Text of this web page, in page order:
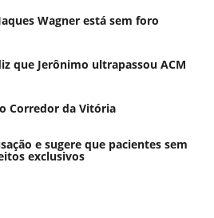
Wagner está sem foro
que Jerônimo ultrapassou ACM
Corredor da Vitória
e sugere que pacientes sem
exclusivos